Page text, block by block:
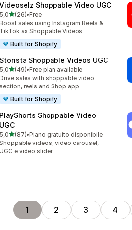
Videoselz Shoppable Video UGC
5,0stelle su 5
(26)
26 recensioni totali
•Free
Boost sales using Instagram Reels &
TikTok as Shoppable Videos
Built for Shopify
Storista Shoppable Videos UGC
5,0stelle su 5
(49)
49 recensioni totali
•Free plan available
Drive sales with shoppable video
section, reels and Shop app
Built for Shopify
PlayShorts Shoppable Video
UGC
5,0stelle su 5
(87)
recensioni totali
•Piano gratuito disponibile
Shoppable videos, video carousel,
UGC e video slider
1 2 3 4